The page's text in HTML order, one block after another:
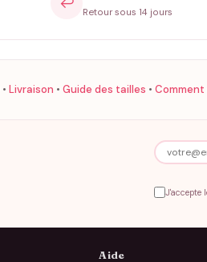
Retour sous 14 jours
• Livraison • Guide des tailles •
J'accepte
Aide